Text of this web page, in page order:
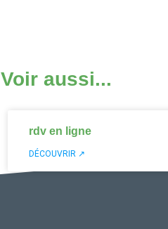
Voir aussi...
rdv en ligne
DÉCOUVRIR ↗